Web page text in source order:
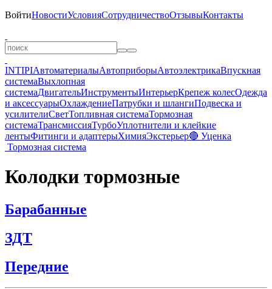
ВойтиНовостиУсловияСотрудничествоОтзывыКонтакты
INTIPIАвтоматериалыАвтоприборыАвтоэлектрикаВпускная
системаВыхлопная
системаДвигательИнструментыИнтерьерКрепеж колесОдежда
и аксессуарыОхлаждениеПатрубки и шлангиПодвеска и
усилителиСветТопливная системаТормозная
системаТрансмиссияТурбоУплотнители и клейкие
лентыФитинги и адаптерыХимияЭкстерьер🔴 Уценка
Тормозная система
Колодки тормозные
Барабанные
ЗДТ
Передние